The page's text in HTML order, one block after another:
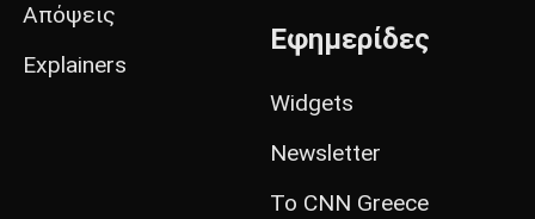
Απόψεις
Explainers
Εφημερίδες
Widgets
Newsletter
Το CNN Greece